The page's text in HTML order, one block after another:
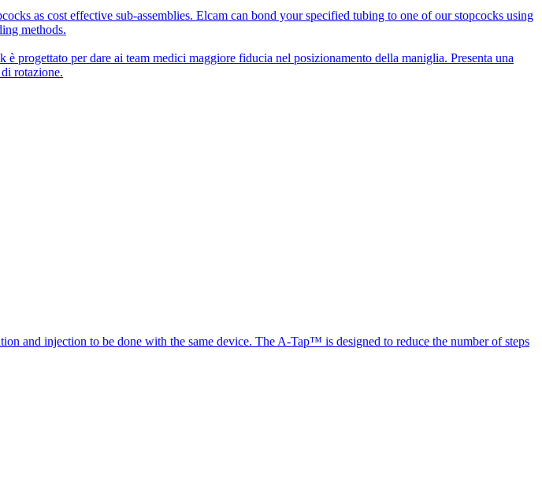
as cost effective sub-assemblies. Elcam can bond your specified tubing to one of our stopcocks using
methods.
progettato per dare ai team medici maggiore fiducia nel posizionamento della maniglia. Presenta una
rotazione.
and injection to be done with the same device. The A-Tap™ is designed to reduce the number of steps